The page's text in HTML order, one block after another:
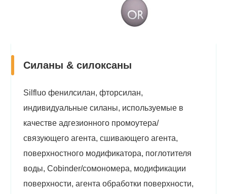
Силаны & силоксаны
Silfluo фенилсилан, фторсилан,
индивидуальные силаны, используемые в
качестве адгезионного промоутера/
связующего агента, сшивающего агента,
поверхностного модификатора, поглотителя
воды, Cobinder/сомономера, модификации
поверхности, агента обработки поверхности,